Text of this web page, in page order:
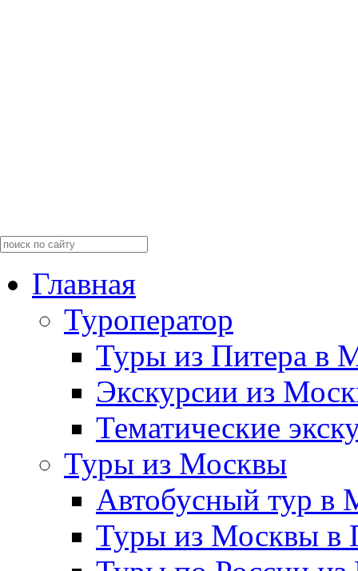
Главная
Туроператор
Туры из Питера в
Экскурсии из
Тематические
Туры из Москвы
Автобусный тур в
Туры из Москвы в